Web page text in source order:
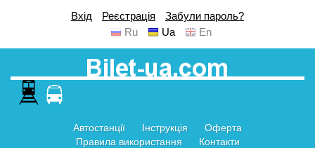
Вхід Реєстрація
Забули пароль?
Ru
Ua En
Автостанції Інструкція
Оферта
Правила використання
Контакти